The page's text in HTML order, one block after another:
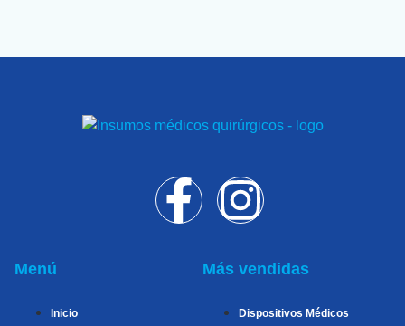
Menú
Inicio
Más vendidas
Dispositivos Médicos